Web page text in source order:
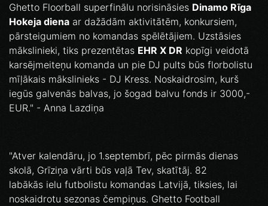
Ghetto Floorball superfinālu norisināsies Dinamo Rīga
Hokeja diena ar dažādām aktivitātēm, konkursiem,
pārsteigumiem no komandas spēlētājiem. Uzstāsies
mākslinieki, tiks prezentētas EHR X DR kopīgi veidotā
karsējmeiteņu komanda un pie DJ pults būs florbolistu
mīļākais mākslinieks - DJ Kress. Noskaidrosim, kurš
iegūs galvenās balvas, jo šogad balvu fonds ir 3000,-
EUR." - Anna Lazdiņa
"Atver kalendāru, jo 1.septembrī, pēc pirmās dienas
skolā, Grīziņa vārti būs vaļā Tev, skatītāj. 82
labākās ielu futbolistu komandas Latvijā, tiksies, lai
noskaidrotu sezonas čempiņus. Ghetto Football